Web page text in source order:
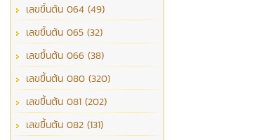
เลขขึ้นต้น 064 (49)
เลขขึ้นต้น 065 (32)
เลขขึ้นต้น 066 (38)
เลขขึ้นต้น 080 (320)
เลขขึ้นต้น 081 (202)
เลขขึ้นต้น 082 (131)